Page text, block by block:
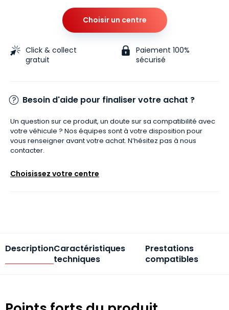
Choisir un centre
Click & collect
gratuit
Paiement 100%
sécurisé
Besoin d'aide pour finaliser votre achat ?
Un question sur ce produit, un doute sur sa compatibilité avec
votre véhicule ? Nos équipes sont à votre disposition pour
vous renseigner avant votre achat. N’hésitez pas à nous
contacter.
Choisissez votre centre
DescriptionCaractéristiques
techniques
Prestations
compatibles